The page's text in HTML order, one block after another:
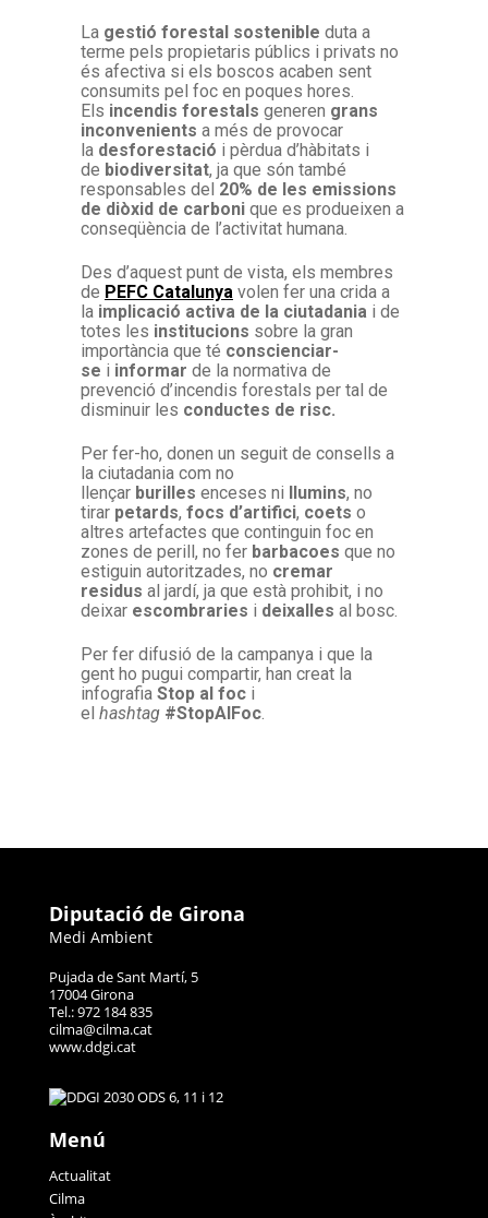
La gestió forestal sostenible duta a
terme pels propietaris públics i privats no
és afectiva si els boscos acaben sent
consumits pel foc en poques hores.
Els incendis forestals generen grans
inconvenients a més de provocar
la desforestació i pèrdua d’hàbitats i
de biodiversitat, ja que són també
responsables del 20% de les emissions
de diòxid de carboni que es produeixen a
conseqüència de l’activitat humana.
Des d’aquest punt de vista, els membres
de PEFC Catalunya volen fer una crida a
la implicació activa de la ciutadania i de
totes les institucions sobre la gran
importància que té conscienciar-
se i informar de la normativa de
prevenció d’incendis forestals per tal de
disminuir les conductes de risc.
Per fer-ho, donen un seguit de consells a
la ciutadania com no
llençar burilles enceses ni llumins, no
tirar petards, focs d’artifici, coets o
altres artefactes que continguin foc en
zones de perill, no fer barbacoes que no
estiguin autoritzades, no cremar
residus al jardí, ja que està prohibit, i no
deixar escombraries i deixalles al bosc.
Per fer difusió de la campanya i que la
gent ho pugui compartir, han creat la
infografia Stop al foc i
el hashtag #StopAlFoc.
Diputació de Girona
Medi Ambient
Pujada de Sant Martí, 5
17004 Girona
Tel.: 972 184 835
cilma@cilma.cat
www.ddgi.cat
Menú
Actualitat
Cilma